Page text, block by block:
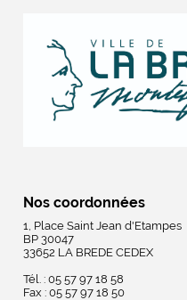
Nos coordonnées
1, Place Saint Jean d'Etampes
BP 30047
33652 LA BREDE CEDEX
Tél. : 05 57 97 18 58
Fax : 05 57 97 18 50